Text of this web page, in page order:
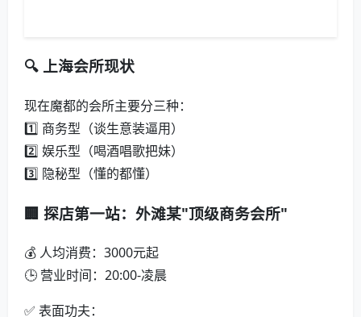
🔍 上海会所现状
现在魔都的会所主要分三种：
1️⃣ 商务型（谈生意装逼用）
2️⃣ 娱乐型（喝酒唱歌把妹）
3️⃣ 隐秘型（懂的都懂）
🏢 探店第一站：外滩某"顶级商务会所"
💰 人均消费：3000元起
🕒 营业时间：20:00-凌晨
✅ 表面功夫：